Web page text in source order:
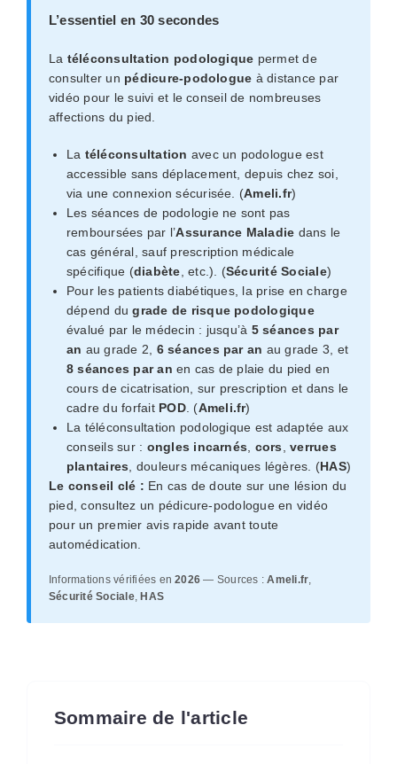
L’essentiel en 30 secondes
La téléconsultation podologique permet de
consulter un pédicure-podologue à distance par
vidéo pour le suivi et le conseil de nombreuses
affections du pied.
La téléconsultation avec un podologue est
accessible sans déplacement, depuis chez soi,
via une connexion sécurisée. (Ameli.fr)
Les séances de podologie ne sont pas
remboursées par l’Assurance Maladie dans le
cas général, sauf prescription médicale
spécifique (diabète , etc.). (Sécurité Sociale)
Pour les patients diabétiques, la prise en charge
dépend dugrade de risque podologique
évalué par le médecin : jusqu’à 5 séances par
an au grade 2, 6 séances par an au grade 3, et
8 séances par an en cas de plaie du pied en
cours de cicatrisation, sur prescription et dans le
cadre du forfait POD. (Ameli.fr)
La téléconsultation podologique est adaptée aux
conseils sur : ongles incarnés cors ,verrues
plantaires , douleurs mécaniques légères. (HAS)
Le conseil clé : En cas de doute sur une lésion du
pied, consultez un pédicure-podologue en vidéo
pour un premier avis rapide avant toute
automédication.
Informations vérifiées en2026 — Sources :Ameli.fr,
Sécurité Sociale, HAS
Sommaire de l'article